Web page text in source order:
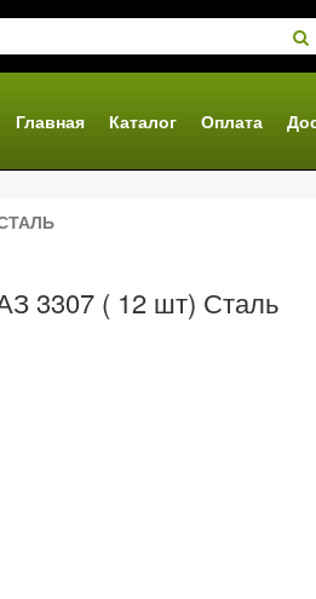
Главная Каталог Оплата
3307 ( 12 шт) Сталь